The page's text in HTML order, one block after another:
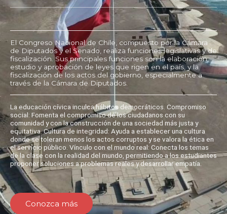
El Congreso Nacional de Chile, compuesto por la Cámara
de Diputados y el Senado, realiza funciones legislativas y de
fiscalización. Sus principales funciones son la elaboración,
estudio y aprobación de leyes que rigen en el país, y la
fiscalización de los actos del gobierno, especialmente a
través de la Cámara de Diputados.
La educación cívica inculca hábitos democráticos. Compromiso
social: Fomenta el compromiso de los ciudadanos con su
comunidad y con la construcción de una sociedad más justa y
equitativa. Cultura de integridad: Ayuda a establecer una cultura
donde se toleran menos los actos corruptos y se valora la ética en
el servicio público. Vínculo con el mundo real: Conecta los temas
de la clase con la realidad del mundo, permitiendo a los estudiantes
proponer soluciones a problemas reales y desarrollar empatía.
Conozca más